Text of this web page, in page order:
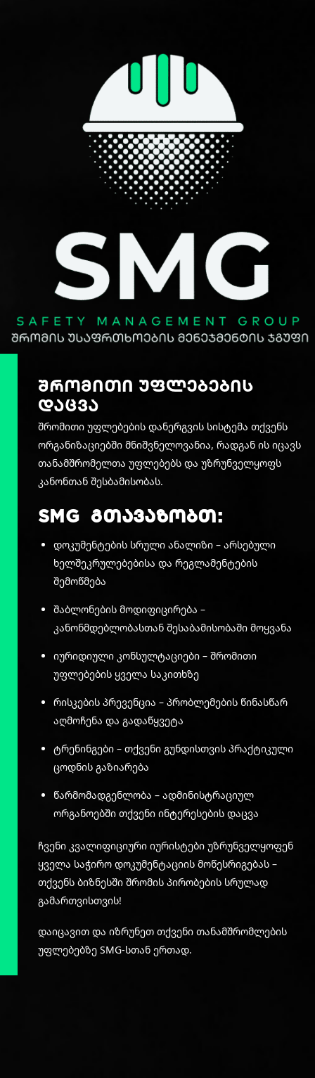
შრომითი უფლებების
დაცვა
შრომითი უფლებების დანერგვის სისტემა თქვენს
ორგანიზაციებში მნიშვნელოვანია, რადგან ის იცავს
თანამშრომელთა უფლებებს და უზრუნველყოფს
კანონთან შესბამისობას.
SMG გთავაზობთ:
დოკუმენტების სრული ანალიზი – არსებული
ხელშეკრულებებისა და რეგლამენტების
შემოწმება
შაბლონების მოდიფიცირება –
კანონმდებლობასთან შესაბამისობაში მოყვანა
იურიდიული კონსულტაციები – შრომითი
უფლებების ყველა საკითხზე
რისკების პრევენცია – პრობლემების წინასწარ
აღმოჩენა და გადაწყვეტა
ტრენინგები – თქვენი გუნდისთვის პრაქტიკული
ცოდნის გაზიარება
წარმომადგენლობა – ადმინისტრაციულ
ორგანოებში თქვენი ინტერესების დაცვა
ჩვენი კვალიფიციური იურისტები უზრუნველყოფენ
ყველა საჭირო დოკუმენტაციის მოწესრიგებას –
თქვენს ბიზნესში შრომის პირობების სრულად
გამართვისთვის!
დაიცავით და იზრუნეთ თქვენი თანამშრომლების
უფლებებზე SMG-სთან ერთად.